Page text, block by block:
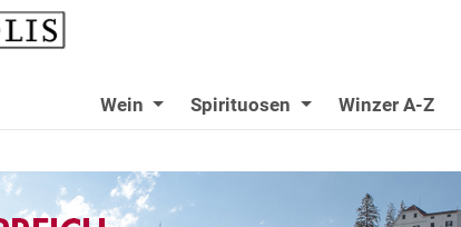
Wein Spirituosen Winzer A-Z